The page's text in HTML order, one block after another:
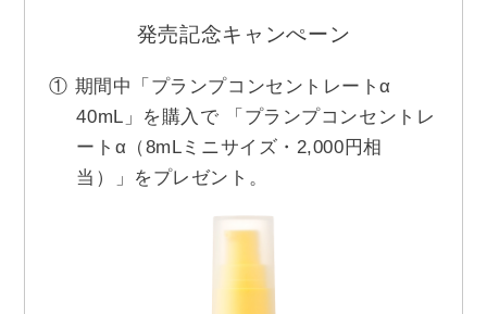
発売記念キャンぺーン
① 期間中「プランプコンセントレートα
40mL」を購入で 「プランプコンセントレ
ートα（8mLミニサイズ・2,000円相
当）」をプレゼント。